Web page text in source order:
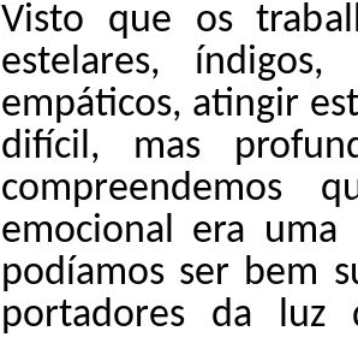
Visto que os
estelares,
empáticos, atingir
difícil, mas
compreendemos
emocional era uma
podíamos ser bem
portadores da luz